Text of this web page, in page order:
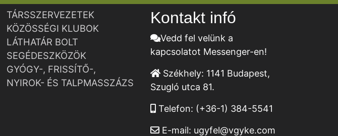
TÁRSSZERVEZETEK
KÖZÖSSÉGI KLUBOK
LÁTHATÁR BOLT
SEGÉDESZKÖZÖK
GYÓGY-, FRISSÍTŐ-,
NYIROK- ÉS TALPMASSZÁZS
Kontakt infó
Vedd fel velünk a
kapcsolatot Messenger-en!
Székhely: 1141 Budapest,
Szugló utca 81.
Telefon: (+36-1) 384-5541
E-mail: ugyfel@vgyke.com